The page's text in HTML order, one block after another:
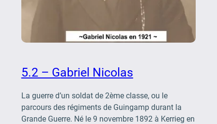
5.2 – Gabriel Nicolas
La guerre d’un soldat de 2ème classe, ou le
parcours des régiments de Guingamp durant la
Grande Guerre. Né le 9 novembre 1892 à Kerrieg en